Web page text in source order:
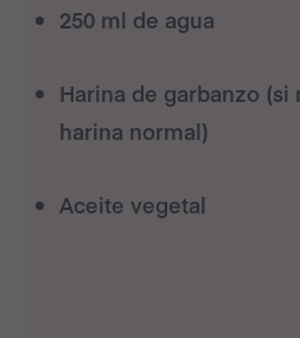
250 ml de agua
Harina de garbanzo (si
harina normal)
Aceite vegetal